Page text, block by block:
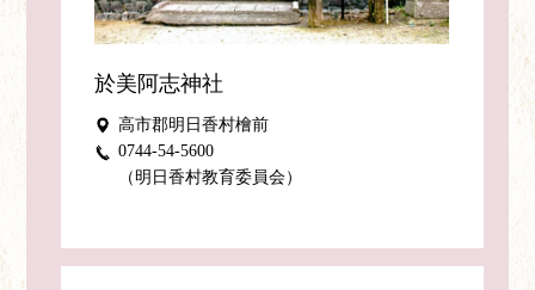
於美阿志神社
高市郡明日香村檜前
0744-54-5600
（明日香村教育委員会）